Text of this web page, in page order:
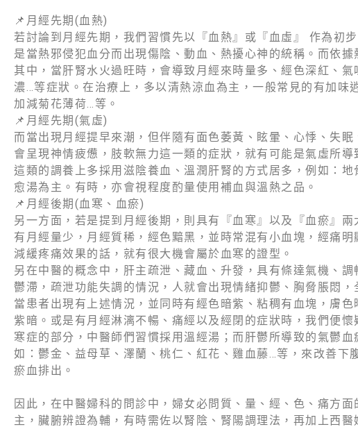
📌月經先期(血熱)
若討論到月經先期，我們習慣先以『血熱』或『血虛』 作為初
是當熱邪侵犯血分而出現傷陰、動血、熱擾心神的統稱。而依
其中，當肝腎水火過旺時，會導致月經來時量多、經色深紅、
濃…等症狀。在治療上，多以清熱涼血為主，一般常見的有加
加減菊花薄荷…等。
📌月經先期(氣虛)
而當出現月經提早來潮，但伴隨有面色萎黃、眩暈、心悸、失
會呈現神情疲憊，肢軟無力這一類的症狀，就有可能是氣虛所導
這類的調養上多採用滋陰養血、溫潤肝腎的方式居多，例如：
愈湯為主。有時，亦會視程度酌量使用補血與溫熱之品。
📌月經後期(血寒、血瘀)
另一方面，若是提到月經後期，則具有『血寒』以及『血瘀』
有月經量少，月經質稀，經色黯黑，並時常混有小血塊，經痛
減緩疼痛效果的話，就有很大機會屬於血寒的證型。
另在中醫的概念中，肝主疏泄、藏血、升發，具有條達氣機、
鬱滯，疏泄功能失調的情況，人就會出現情緒抑鬱、胸脅脹悶
當患者出現有上述情況，並同時有經色暗紫、粘稠有血塊，膚
紫暗。或是有⽉經淋漓不暢、痛經以及經閉的症狀時，我們便懷
寒症的部分，中醫師們習慣採用溫經湯；而肝鬱所導致的氣鬱
如：鬱金、益母草、澤蘭、桃仁、紅花、雞血藤…等，來改善
瘀血排出。
因此，在中醫婦科的問診中，婦女必問質、量、經、色、痛⽅
主，臟腑辨證為輔，有時需佐以腎陰、腎陽調理法，再加上西